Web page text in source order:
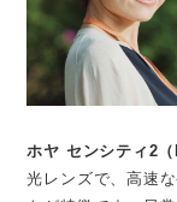
ホヤ センシティ2
光レンズで、高速